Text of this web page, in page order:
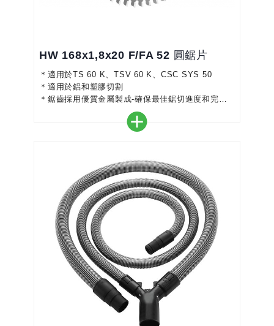
HW 168x1,8x20 F/FA 52 圓鋸片
＊適用於TS 60 K、TSV 60 K、CSC SYS 50
＊適用於鋁和塑膠切割
＊鋸齒採用優質金屬製成-確保最佳鋸切進度和完美
＊具有可變倒角的平齒，可確保穩定的品質和較長的
＊顏色編碼使選擇正確的鋸片更加容易
＊適用於鋁板和型材、有機玻璃、硬質和纖維強化塑
膠、有色金屬、鋁複合板